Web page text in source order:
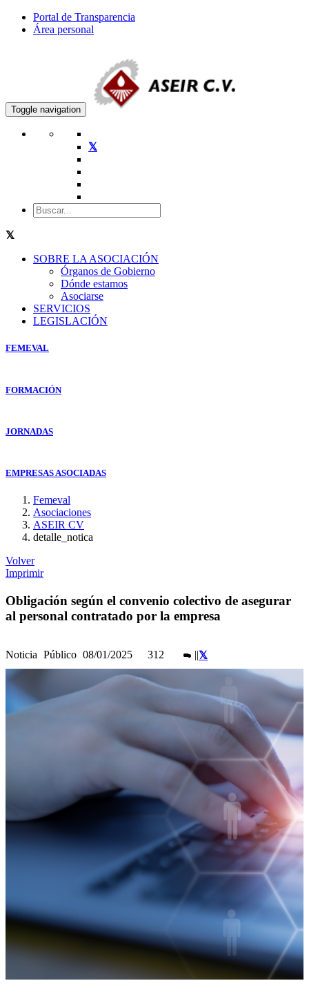
Portal de Transparencia
Área personal
Toggle navigation
SOBRE LA ASOCIACIÓN
Órganos de Gobierno
Dónde estamos
Asociarse
SERVICIOS
LEGISLACIÓN
FEMEVAL
FORMACIÓN
JORNADAS
EMPRESAS ASOCIADAS
Femeval
Asociaciones
ASEIR CV
detalle_notica
Volver
Imprimir
Obligación según el convenio colectivo de asegurar
al personal contratado por la empresa
Noticia Público 08/01/2025 312